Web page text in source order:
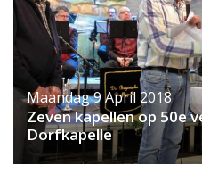
Maandag 9 April 2018
Zeven kapellen op 50e
Dorfkapelle